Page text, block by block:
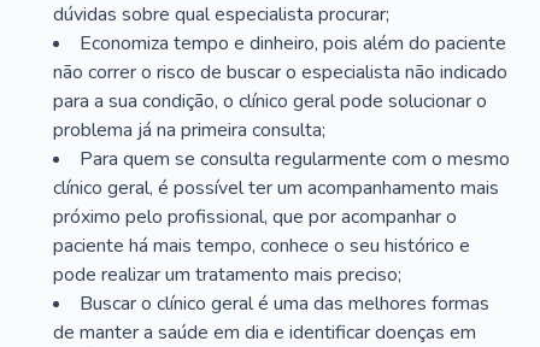
dúvidas sobre qual especialista procurar;
Economiza tempo e dinheiro, pois além do paciente
não correr o risco de buscar o especialista não indicado
para a sua condição, o clínico geral pode solucionar o
problema já na primeira consulta;
Para quem se consulta regularmente com o mesmo
clínico geral, é possível ter um acompanhamento mais
próximo pelo profissional, que por acompanhar o
paciente há mais tempo, conhece o seu histórico e
pode realizar um tratamento mais preciso;
Buscar o clínico geral é uma das melhores formas
de manter a saúde em dia e identificar doenças em